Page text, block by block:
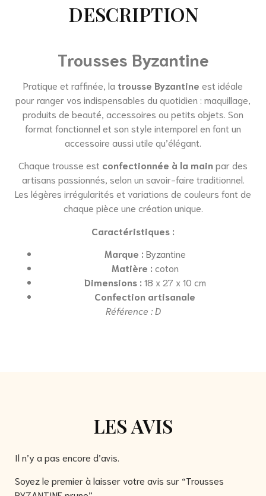
DESCRIPTION
Trousses Byzantine
Pratique et raffinée, la trousse Byzantine est idéale
pour ranger vos indispensables du quotidien : maquillage,
produits de beauté, accessoires ou petits objets. Son
format fonctionnel et son style intemporel en font un
accessoire aussi utile qu’élégant.
Chaque trousse est confectionnée à la mainpar des
artisans passionnés, selon un savoir-faire traditionnel.
Les légères irrégularités et variations de couleurs font de
chaque pièce une création unique.
Caractéristiques :
Marque : Byzantine
Matière : coton
Dimensions : 18 x 27 x 10 cm
Confection artisanale
Référence : D
LES AVIS
Il n’y a pas encore d’avis.
Soyez le premier à laisser votre avis sur “Trousses